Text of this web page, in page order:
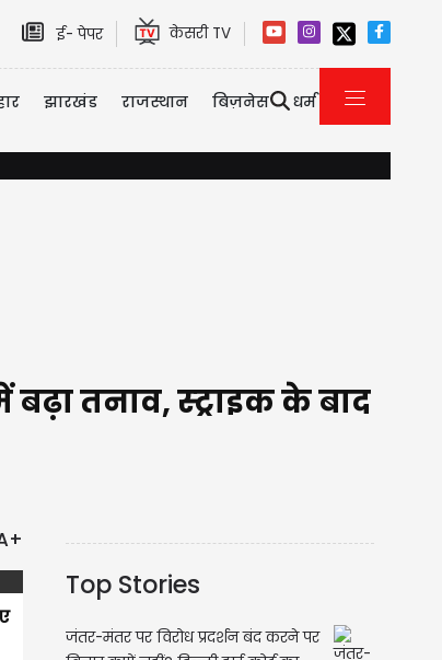
ई- पेपर केसरी TV
झारखंड राजस्थान बिज़नेस धर्म
तनाव, स्ट्राइक के बाद
Top Stories
जंतर-मंतर पर विरोध प्रदर्शन बंद करने पर